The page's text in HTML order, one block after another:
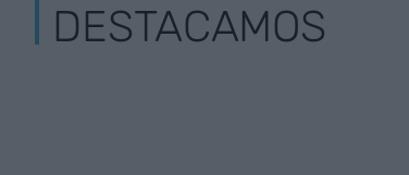
DESTACAMOS